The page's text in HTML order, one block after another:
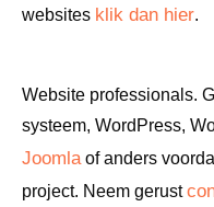
websites klik dan hier.
Website professionals.
systeem, WordPress,
Joomla of anders
project. Neem gerust